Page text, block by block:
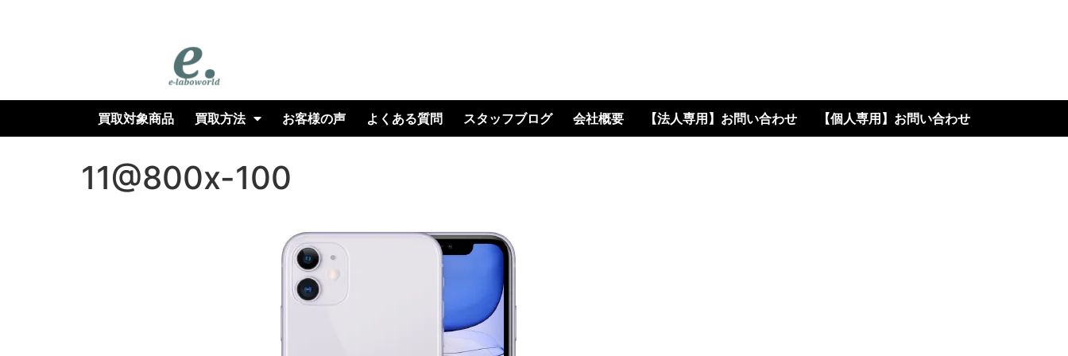
買取対象商品 買取方法 お客様の声 よくある質問 スタッフブログ 会社概要 【法人専用】お問い合わせ 【個人専用】お問い合わせ
11@800x-100